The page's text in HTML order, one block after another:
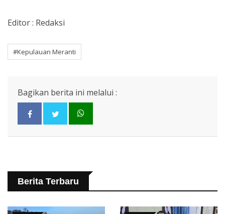
Editor : Redaksi
#Kepulauan Meranti
Bagikan berita ini melalui :
Berita Terbaru